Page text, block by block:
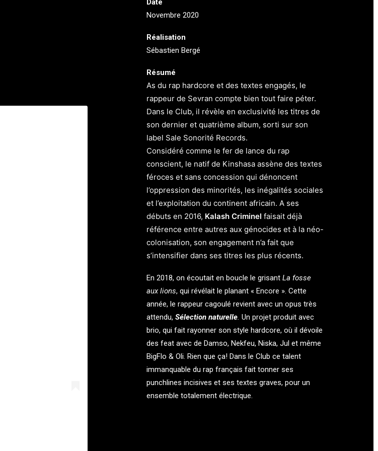
Date
Novembre 2020
Réalisation
Sébastien Bergé
Résumé
As du rap hardcore et des textes engagés, le
rappeur de Sevran compte bien tout faire péter.
Dans le Club, il révèle en exclusivité les titres de
son dernier et quatrième album, sorti sur son
label Sale Sonorité Records.
Considéré comme le fer de lance du rap
conscient, le natif de Kinshasa assène des textes
féroces et sans concession qui dénoncent
l’oppression des minorités, les inégalités sociales
et l’exploitation du continent africain. A ses
débuts en 2016, Kalash Criminel faisait déjà
référence entre autres aux génocides et à la néo-
colonisation, son engagement n’a fait que
s’intensifier dans ses titres les plus récents.
En 2018, on écoutait en boucle le grisant La fosse
aux lions, qui révélait le planant « Encore ». Cette
année, le rappeur cagoulé revient avec un opus très
attendu, Sélection naturelle. Un projet produit avec
brio, qui fait rayonner son style hardcore, où il dévoile
des feat avec de Damso, Nekfeu, Niska, Jul et même
BigFlo & Oli. Rien que ça! Dans le Club ce talent
immanquable du rap français fait tonner ses
punchlines incisives et ses textes graves, pour un
ensemble totalement électrique.